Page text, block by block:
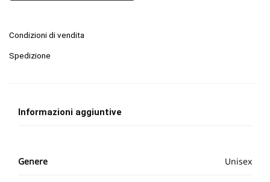
Condizioni di vendita
Spedizione
Informazioni aggiuntive
Genere Unisex